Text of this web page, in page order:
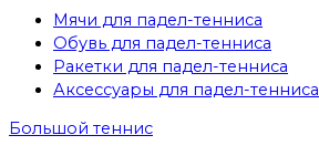
Мячи для падел-тенниса
Обувь для падел-тенниса
Ракетки для падел-тенниса
Аксессуары для падел-тенниса
Большой теннис